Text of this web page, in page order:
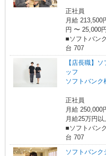
支給 ゜+゜・。○。・゜+゜・。○。・゜+゜ 入社
祝い金10万円支給(規定
ンセンティブ
○。・゜+゜
正社員
月給 213,500
円 〜 25,000
6ヶ月 月給25
期間】月給
■ソフトバン
台 707
【店長職】
ッフ
ソフトバンク
正社員
月給 250,000
月給25万円以上
間】月給
■ソフトバン
台 707
ソフトバンク